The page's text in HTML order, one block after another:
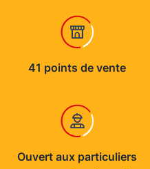
41 points de vente
Ouvert aux particuliers